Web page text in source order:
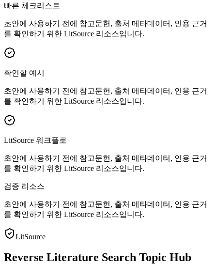
빠른 체크리스트
초안에 사용하기 전에 참고문헌, 출처 메타데이터, 인용 근거
를 확인하기 위한 LitSource 리소스입니다.
확인할 예시
초안에 사용하기 전에 참고문헌, 출처 메타데이터, 인용 근거
를 확인하기 위한 LitSource 리소스입니다.
LitSource 워크플로
초안에 사용하기 전에 참고문헌, 출처 메타데이터, 인용 근거
를 확인하기 위한 LitSource 리소스입니다.
검증 리소스
초안에 사용하기 전에 참고문헌, 출처 메타데이터, 인용 근거
를 확인하기 위한 LitSource 리소스입니다.
LitSource
Reverse Literature Search Topic Hub